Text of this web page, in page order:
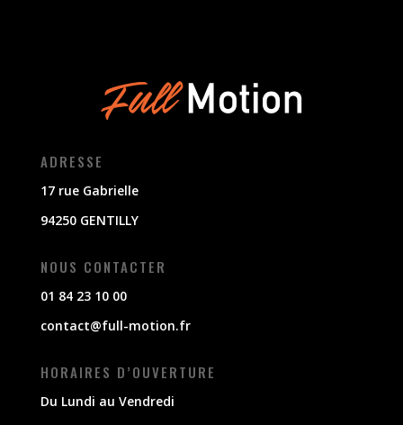
ADRESSE
17 rue Gabrielle
94250 GENTILLY
NOUS CONTACTER
01 84 23 10 00
contact@full-motion.fr
HORAIRES D’OUVERTURE
Du Lundi au Vendredi